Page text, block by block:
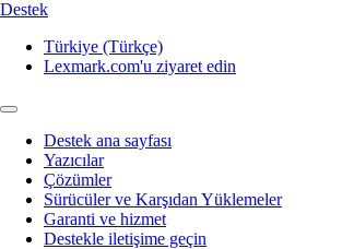
Destek
Türkiye (Türkçe)
Lexmark.com'u ziyaret edin
Destek ana sayfası
Yazıcılar
Çözümler
Sürücüler ve Karşıdan Yüklemeler
Garanti ve hizmet
Destekle iletişime geçin